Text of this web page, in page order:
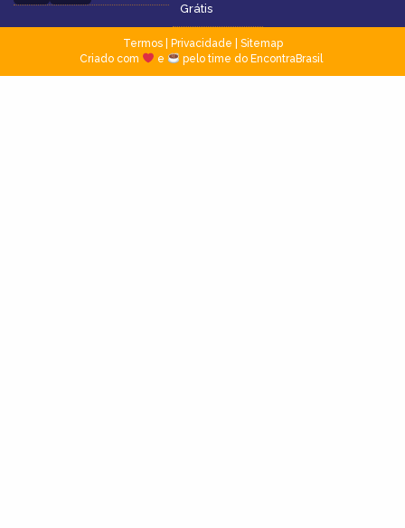
Grátis
Termos| Privacidade
Sitemap
Criado com
e pelo time do EncontraBrasil